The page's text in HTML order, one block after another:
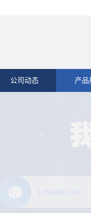
公司动态 产品